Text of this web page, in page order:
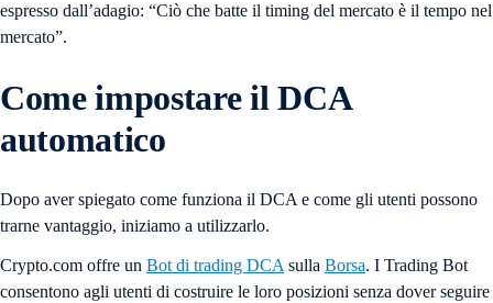
espresso dall’adagio: “Ciò che batte il timing del mercato è il tempo nel
mercato”.
Come impostare il DCA
automatico
Dopo aver spiegato come funziona il DCA e come gli utenti possono
trarne vantaggio, iniziamo a utilizzarlo.
Crypto.com offre un Bot di trading DCA sulla Borsa. I Trading Bot
consentono agli utenti di costruire le loro posizioni senza dover seguire